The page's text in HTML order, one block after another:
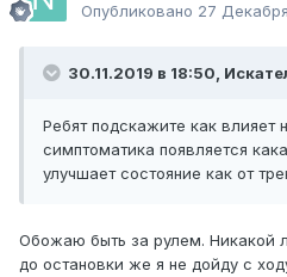
Опубликовано 27
30.11.2019 в 18:50,
Ребят подскажите как влияет
симптоматика появляется
улучшает состояние как от
Обожаю быть за рулем. Никакой
до остановки же я не дойду с